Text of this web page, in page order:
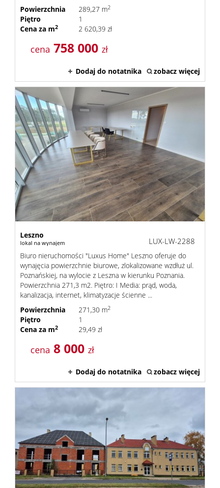
Powierzchnia 289,27 m2
Piętro
1
Cena za m2 2 620,39 zł
cena 758 000 zł
Dodaj do notatnika zobacz więcej
Leszno
lokal na wynajem LUX-LW-2288
Biuro nieruchomości "Luxus Home" Leszno oferuje do
wynajęcia powierzchnie biurowe, zlokalizowane wzdłuż ul.
Poznańskiej, na wylocie z Leszna w kierunku Poznania.
Powierzchnia 271,3 m2. Piętro: I Media: prąd, woda,
kanalizacja, internet, klimatyzacje ścienne ...
Powierzchnia
271,30 m2
Piętro
1
Cena za m2 29,49 zł
cena 8 000 zł
Dodaj do notatnika zobacz więcej